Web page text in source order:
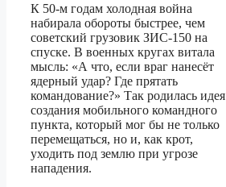
К 50-м годам холодная война
набирала обороты быстрее, чем
советский грузовик ЗИС-150 на
спуске. В военных кругах витала
мысль: «А что, если враг нанесёт
ядерный удар? Где прятать
командование?» Так родилась идея
создания мобильного командного
пункта, который мог бы не только
перемещаться, но и, как крот,
уходить под землю при угрозе
нападения.